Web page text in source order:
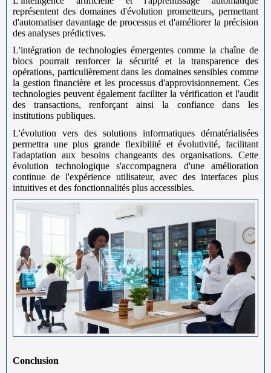
représentent des domaines d'évolution prometteurs, permettant
d'automatiser davantage de processus et d'améliorer la précision
des analyses prédictives.
L'intégration de technologies émergentes comme la chaîne de
blocs pourrait renforcer la sécurité et la transparence des
opérations, particulièrement dans les domaines sensibles comme
la gestion financière et les processus d'approvisionnement. Ces
technologies peuvent également faciliter la vérification et l'audit
des transactions, renforçant ainsi la confiance dans les
institutions publiques.
L'évolution vers des solutions informatiques dématérialisées
permettra une plus grande flexibilité et évolutivité, facilitant
l'adaptation aux besoins changeants des organisations. Cette
évolution technologique s'accompagnera d'une amélioration
continue de l'expérience utilisateur, avec des interfaces plus
intuitives et des fonctionnalités plus accessibles.
Conclusion